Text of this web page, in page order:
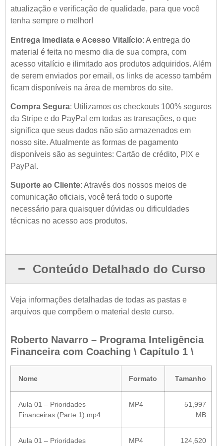
atualização e verificação de qualidade, para que você
tenha sempre o melhor!
Entrega Imediata e Acesso Vitalício: A entrega do
material é feita no mesmo dia de sua compra, com
acesso vitalício e ilimitado aos produtos adquiridos. Além
de serem enviados por email, os links de acesso também
ficam disponíveis na área de membros do site.
Compra Segura: Utilizamos os checkouts 100% seguros
da Stripe e do PayPal em todas as transações, o que
significa que seus dados não são armazenados em
nosso site. Atualmente as formas de pagamento
disponíveis são as seguintes: Cartão de crédito, PIX e
PayPal.
Suporte ao Cliente: Através dos nossos meios de
comunicação oficiais, você terá todo o suporte
necessário para quaisquer dúvidas ou dificuldades
técnicas no acesso aos produtos.
Conteúdo Detalhado do Curso
Veja informações detalhadas de todas as pastas e
arquivos que compõem o material deste curso.
Roberto Navarro – Programa Inteligência
Financeira com Coaching \ Capítulo 1 \
Nome Formato Tamanho
Aula 01 – Prioridades
Financeiras (Parte 1).mp4
MP4
51,997
MB
Aula 01 – Prioridades
MP4
124,620